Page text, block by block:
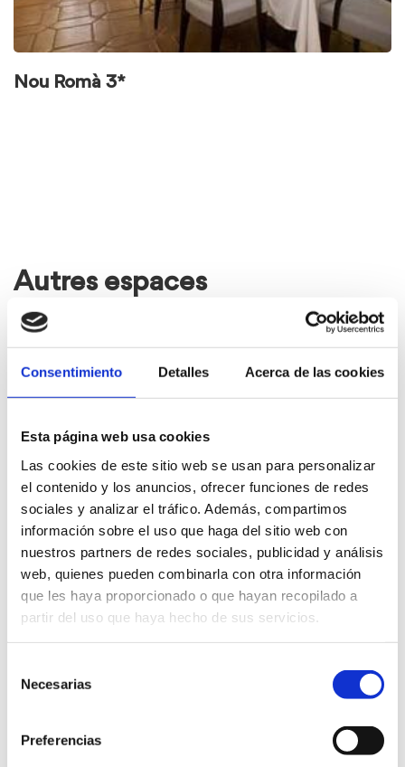
Consentimiento Detalles Acerca de las cookies
Esta página web usa cookies
Las cookies de este sitio web se usan para personalizar
el contenido y los anuncios, ofrecer funciones de redes
sociales y analizar el tráfico. Además, compartimos
información sobre el uso que haga del sitio web con
nuestros partners de redes sociales, publicidad y análisis
web, quienes pueden combinarla con otra información
que les haya proporcionado o que hayan recopilado a
partir del uso que haya hecho de sus servicios.
Necesarias
Preferencias
Nou Romà 3*
Autres espaces
Voir
les
éléments
espaces
CASA DE LA PARAULA (Estación
Marítima Baleària Port)